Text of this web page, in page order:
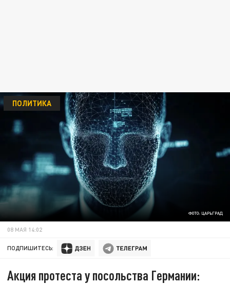
ФОТО: ЦАРЬГРАД
ПОЛИТИКА
08 МАЯ 14:02
ПОДПИШИТЕСЬ:
Акция протеста у посольства Германии: